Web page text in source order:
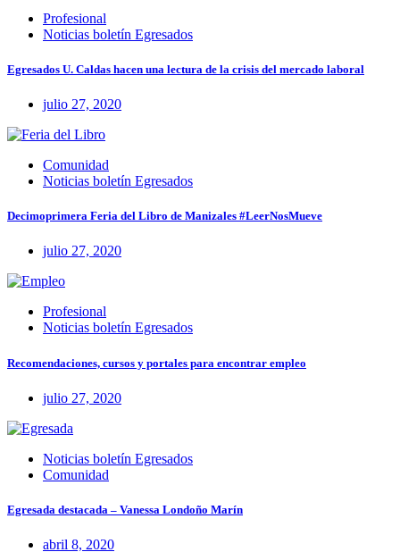
Profesional
Noticias boletín Egresados
Egresados U. Caldas hacen una lectura de la crisis del mercado laboral
julio 27, 2020
Comunidad
Noticias boletín Egresados
Decimoprimera Feria del Libro de Manizales #LeerNosMueve
julio 27, 2020
Profesional
Noticias boletín Egresados
Recomendaciones, cursos y portales para encontrar empleo
julio 27, 2020
Noticias boletín Egresados
Comunidad
Egresada destacada – Vanessa Londoño Marín
abril 8, 2020